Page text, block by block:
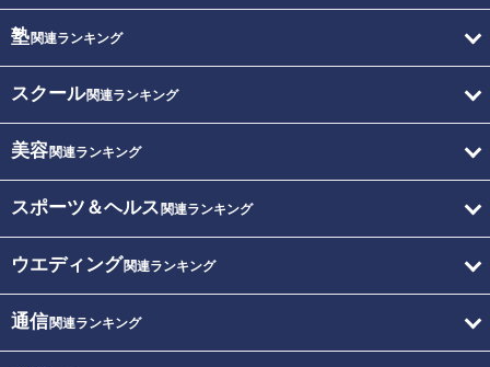
塾関連ランキング
スクール関連ランキング
美容関連ランキング
スポーツ＆ヘルス 関連ランキング
ウエディング関連ランキング
通信関連ランキング